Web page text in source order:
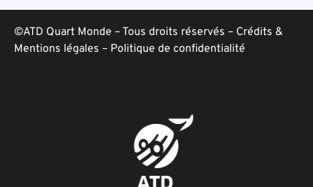
©ATD Quart Monde – Tous droits réservés – Crédits &
Mentions légales – Politique de confidentialité